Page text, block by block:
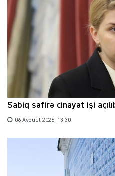
Sabiq səfirə cinayət işi
06 Avqust 2026, 13:30